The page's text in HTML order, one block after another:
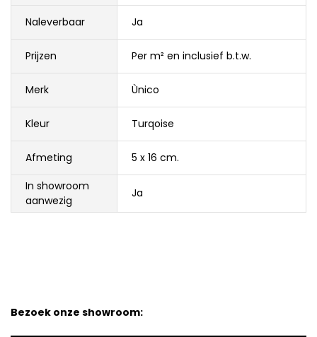
Naleverbaar Ja
Prijzen Per m² en inclusief b.t.w.
Merk Ùnico
Kleur Turqoise
Afmeting
5 x 16 cm.
In showroom
aanwezig
Ja
Bezoek onze showroom: